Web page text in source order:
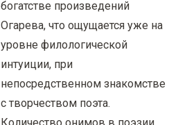
богатстве произведений
Огарева, что ощущается уже на
уровне филологической
интуиции, при
непосредственном знакомстве
с творчеством поэта.